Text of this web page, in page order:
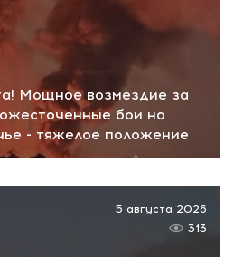
Мощное возмездие за
бои на
- тяжелое положение
5 августа 2026
313